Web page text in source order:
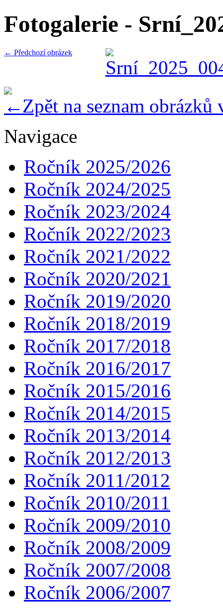
Fotogalerie -
← Předchozí obrázek
Zpět na seznam obrázků
Navigace
Ročník 2025/2026
Ročník 2024/2025
Ročník 2023/2024
Ročník 2022/2023
Ročník 2021/2022
Ročník 2020/2021
Ročník 2019/2020
Ročník 2018/2019
Ročník 2017/2018
Ročník 2016/2017
Ročník 2015/2016
Ročník 2014/2015
Ročník 2013/2014
Ročník 2012/2013
Ročník 2011/2012
Ročník 2010/2011
Ročník 2009/2010
Ročník 2008/2009
Ročník 2007/2008
Ročník 2006/2007